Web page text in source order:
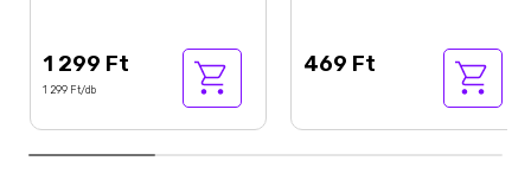
1 299 Ft
1 299 Ft/db
469 Ft